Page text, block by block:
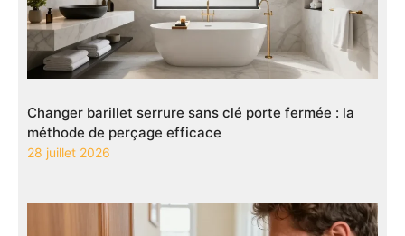
Changer barillet serrure sans clé porte fermée : la
méthode de perçage efficace
28 juillet 2026